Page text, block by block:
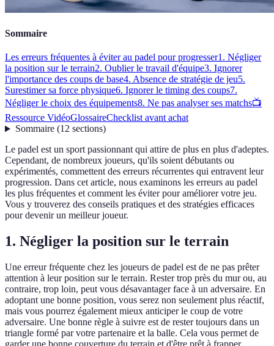
Sommaire
Les erreurs fréquentes à éviter au padel pour progresser1. Négliger
la position sur le terrain2. Oublier le travail d'équipe3. Ignorer
l'importance des coups de base4. Absence de stratégie de jeu5.
Surestimer sa force physique6. Ignorer le timing des coups7.
Négliger le choix des équipements8. Ne pas analyser ses matchs📺
Ressource VidéoGlossaireChecklist avant achat
Sommaire(12 sections)
Le padel est un sport passionnant qui attire de plus en plus d'adeptes.
Cependant, de nombreux joueurs, qu'ils soient débutants ou
expérimentés, commettent des erreurs récurrentes qui entravent leur
progression. Dans cet article, nous examinons les erreurs au padel
les plus fréquentes et comment les éviter pour améliorer votre jeu.
Vous y trouverez des conseils pratiques et des stratégies efficaces
pour devenir un meilleur joueur.
1. Négliger la position sur le terrain
Une erreur fréquente chez les joueurs de padel est de ne pas prêter
attention à leur position sur le terrain. Rester trop près du mur ou, au
contraire, trop loin, peut vous désavantager face à un adversaire. En
adoptant une bonne position, vous serez non seulement plus réactif,
mais vous pourrez également mieux anticiper le coup de votre
adversaire. Une bonne règle à suivre est de rester toujours dans un
triangle formé par votre partenaire et la balle. Cela vous permet de